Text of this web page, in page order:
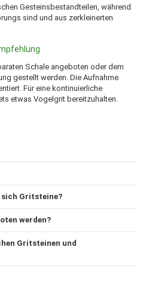
Gesteinsbestandteilen, während
sind und aus zerkleinerten
Schale angeboten oder dem
gestellt werden. Die Aufnahme
Für eine kontinuierliche
etwas Vogelgrit bereitzuhalten.
sich Gritsteine?
werden?
Gritsteinen und